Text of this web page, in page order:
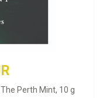
Perth Mint, 10 g